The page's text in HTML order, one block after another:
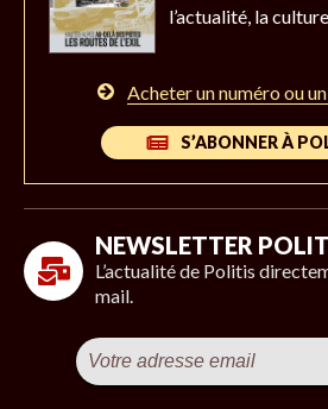
l’actualité, la
Acheter un numéro ou
S’ABONNER À
NEWSLETTER
L’actualité de Politis
mail.